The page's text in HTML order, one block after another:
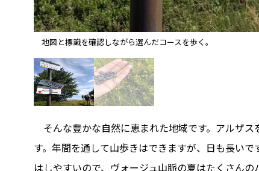
地図と標識を確認しながら選んだコースを歩く。
そんな豊かな自然に恵まれた地域です。アルザ
す。年間を通して山歩きはできますが、日も長い
はしやすいので、ヴォージュ山脈の夏はたくさんの